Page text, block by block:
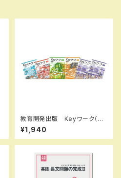
教育開発出版 Keyワーク（キ
ーワーク） 数学 中1～3（ご
選択ください） 2026年度版
新品完全セット
¥1,940